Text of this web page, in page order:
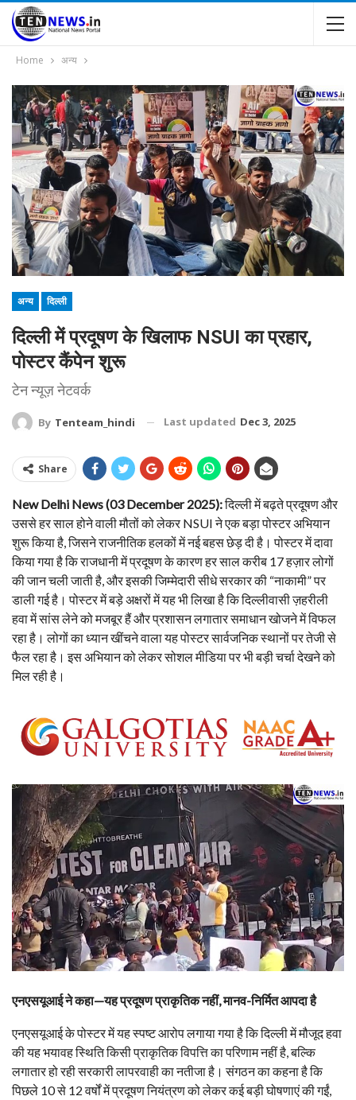
Home अन्य
अन्य दिल्ली
दिल्ली में प्रदूषण के खिलाफ NSUI का प्रहार,
पोस्टर कैंपेन शुरू
टेन न्यूज़ नेटवर्क
By Tenteam_hindi Last updated Dec 3, 2025
Share
New Delhi News (03 December 2025):दिल्ली में बढ़ते प्रदूषण और
उससे हर साल होने वाली मौतों को लेकर NSUI ने एक बड़ा पोस्टर अभियान
शुरू किया है, जिसने राजनीतिक हलकों में नई बहस छेड़ दी है। पोस्टर में दावा
किया गया है कि राजधानी में प्रदूषण के कारण हर साल करीब 17 हज़ार लोगों
की जान चली जाती है, और इसकी जिम्मेदारी सीधे सरकार की “नाकामी” पर
डाली गई है। पोस्टर में बड़े अक्षरों में यह भी लिखा है कि दिल्लीवासी ज़हरीली
हवा में सांस लेने को मजबूर हैं और प्रशासन लगातार समाधान खोजने में विफल
रहा है। लोगों का ध्यान खींचने वाला यह पोस्टर सार्वजनिक स्थानों पर तेजी से
फैल रहा है। इस अभियान को लेकर सोशल मीडिया पर भी बड़ी चर्चा देखने को
मिल रही है।
एनएसयूआई ने कहा—यह प्रदूषण प्राकृतिक नहीं, मानव-निर्मित आपदा है
एनएसयूआई के पोस्टर में यह स्पष्ट आरोप लगाया गया है कि दिल्ली में मौजूद हवा
की यह भयावह स्थिति किसी प्राकृतिक विपत्ति का परिणाम नहीं है, बल्कि
लगातार हो रही सरकारी लापरवाही का नतीजा है। संगठन का कहना है कि
पिछले 10 से 12 वर्षों में प्रदूषण नियंत्रण को लेकर कई बड़ी घोषणाएं की गईं,